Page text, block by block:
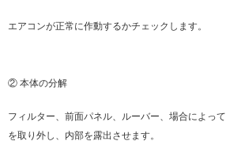
エアコンが正常に作動するかチェックします。
② 本体の分解
フィルター、前面パネル、ルーバー、場合によっ
を取り外し、内部を露出させます。